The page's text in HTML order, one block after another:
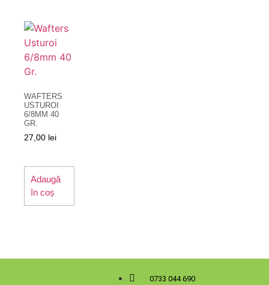
WAFTERS
USTUROI
6/8MM 40
GR.
27,00 lei
Adaugă
în coș
0733 044 690